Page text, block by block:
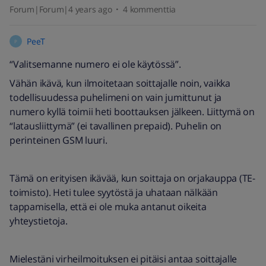
Forum|Forum|4 years ago 4 kommenttia
P PeeT
“Valitsemanne numero ei ole käytössä”.
Vähän ikävä, kun ilmoitetaan soittajalle noin, vaikka
todellisuudessa puhelimeni on vain jumittunut ja
numero kyllä toimii heti boottauksen jälkeen. Liittymä on
“latausliittymä” (ei tavallinen prepaid). Puhelin on
perinteinen GSM luuri.
Tämä on erityisen ikävää, kun soittaja on orjakauppa (TE-
toimisto). Heti tulee syytöstä ja uhataan nälkään
tappamisella, että ei ole muka antanut oikeita
yhteystietoja.
Mielestäni virheilmoituksen ei pitäisi antaa soittajalle